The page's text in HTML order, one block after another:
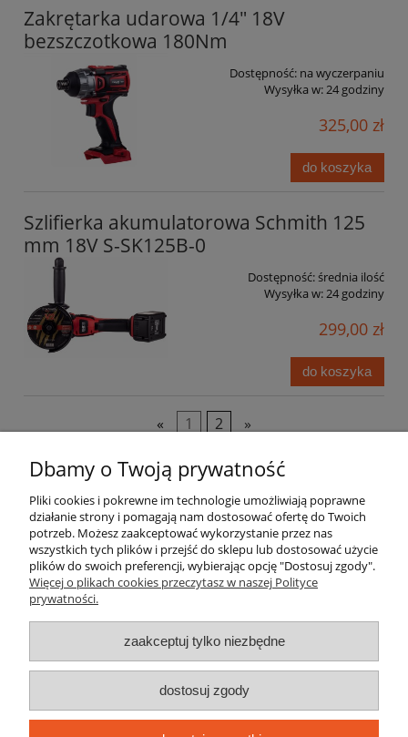
Zakrętarka udarowa 1/4" 18V
bezszczotkowa 180Nm
Dostępność: na wyczerpaniu
Wysyłka w:24 godziny
325,00 zł
do koszyka
Szlifierka akumulatorowa Schmith 125
mm 18V S-SK125B-0
Dostępność:średnia ilość
Wysyłka w:24 godziny
299,00 zł
do koszyka
« 1 2 »
Pomoc
Moje konto
Płatności i dostawa
O nas
elektrolas.com.pl jest sklepem internetowym prowadzonym przez
oficjalnego dystrybutora marki STIHL, NAC, Makita, Adler, Schmith, DWT
Dbamy o Twoją prywatność
Pliki cookies i pokrewne im technologie umożliwiają poprawne
działanie strony i pomagają nam dostosować ofertę do Twoich
potrzeb. Możesz zaakceptować wykorzystanie przez nas
wszystkich tych plików i przejść do sklepu lub dostosować użycie
plików do swoich preferencji, wybierając opcję "Dostosuj zgody".
Więcej o plikach cookies przeczytasz w naszej Polityce
prywatności.
zaakceptuj tylko niezbędne
dostosuj zgody